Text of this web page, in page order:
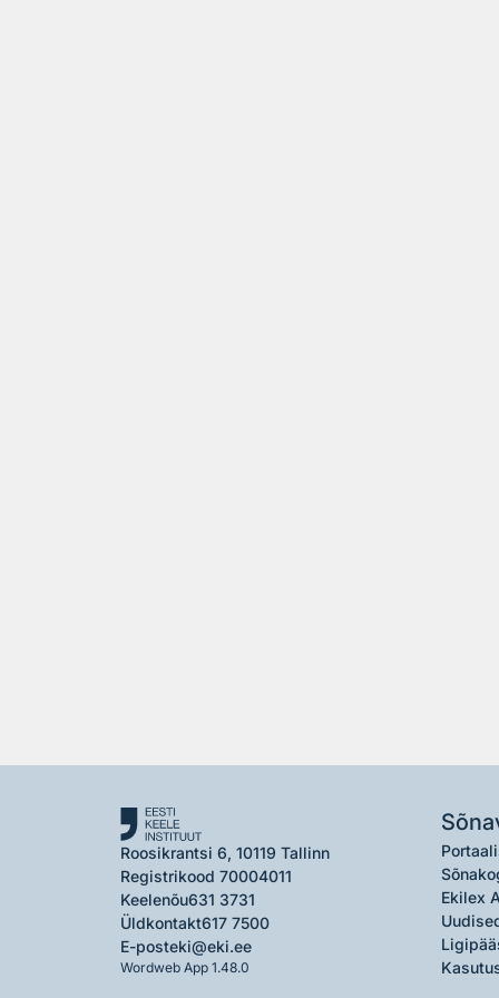
Roosikrantsi 6, 10119 Tallinn
Registrikood 70004011
Keelenõu631 3731
Üldkontakt617 7500
E-posteki@eki.ee
Wordweb App 1.48.0
Ekilex